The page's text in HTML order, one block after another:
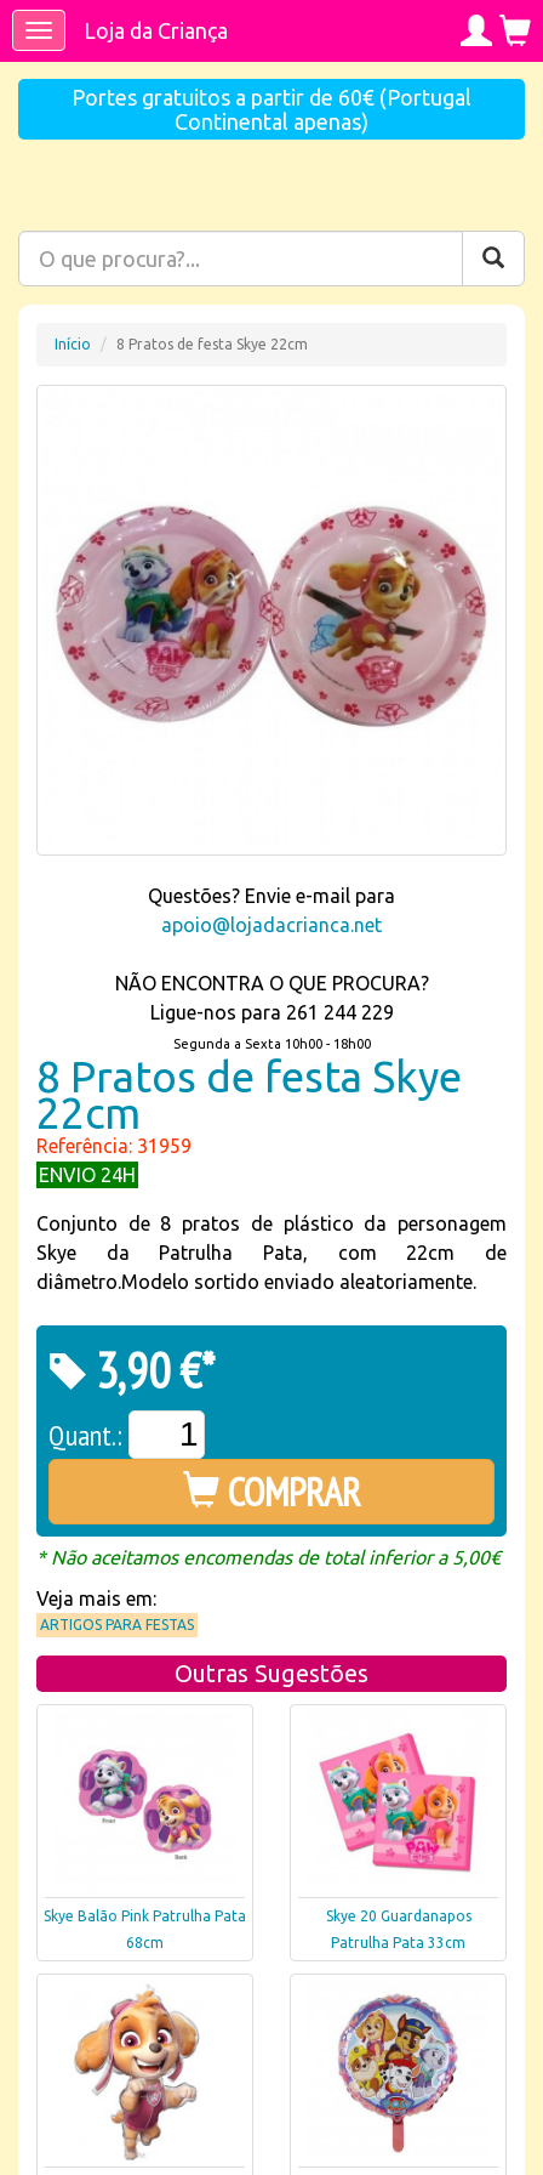
ToggleLoja da Criança
Portes gratuitos a partir de 60€ (Portugal
Continental apenas)
Início 8 Pratos de festa Skye 22cm
Questões? Envie e-mail para
apoio@lojadacrianca.net
NÃO ENCONTRA O QUE PROCURA?
Ligue-nos para 261 244 229
Segunda a Sexta 10h00 - 18h00
8 Pratos de festa Skye
22cm
Referência: 31959
ENVIO 24H
Conjunto de 8 pratos de plástico da personagem
Skye da Patrulha Pata, com 22cm de
diâmetro.Modelo sortido enviado aleatoriamente.
3,90 €*
Quant.:
COMPRAR
* Não aceitamos encomendas de total inferior a 5,00€
Veja mais em:
ARTIGOS PARA FESTAS
Outras Sugestões
Skye Balão Pink Patrulha Pata
68cm
Skye 20 Guardanapos
Patrulha Pata 33cm